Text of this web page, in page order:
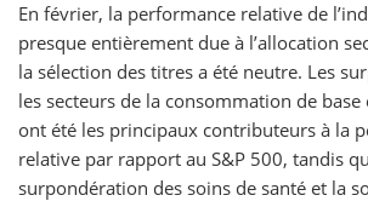
En février, la performance relative de
presque entièrement due à l’allocation
la sélection des titres a été neutre. Les
les secteurs de la consommation de base
ont été les principaux contributeurs à la
relative par rapport au S&P 500, tandis
surpondération des soins de santé et la